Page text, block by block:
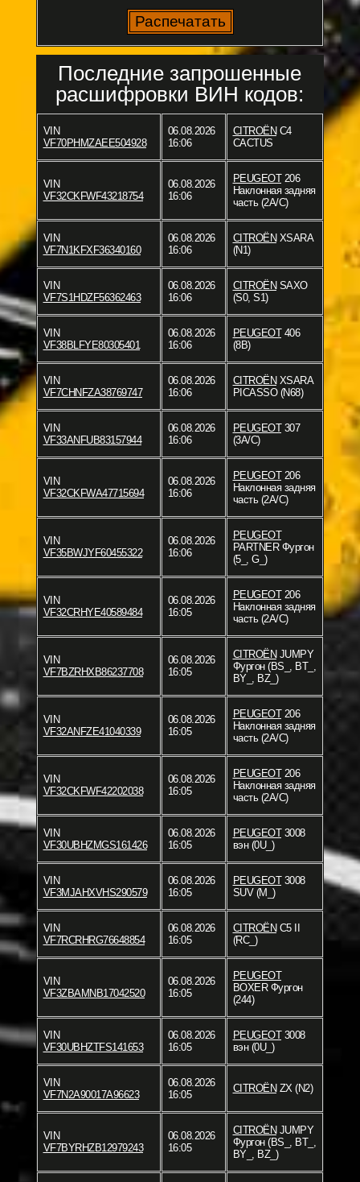
Последние запрошенные
расшифровки ВИН кодов:
VIN
VF70PHMZAEE504928
06.08.2026
16:06
CITROËN C4
CACTUS
VIN
VF32CKFWF43218754
06.08.2026
16:06
PEUGEOT206
Наклонная задняя
часть (2A/C)
VIN
VF7N1KFXF36340160
06.08.2026
16:06
CITROËN XSARA
(N1)
VIN
VF7S1HDZF56362463
06.08.2026
16:06
CITROËN SAXO
(S0, S1)
VIN
VF38BLFYE80305401
06.08.2026
16:06
PEUGEOT406
(8B)
VIN
VF7CHNFZA38769747
06.08.2026
16:06
CITROËN XSARA
PICASSO (N68)
VIN
VF33ANFUB83157944
06.08.2026
16:06
PEUGEOT307
(3A/C)
VIN
VF32CKFWA47715694
06.08.2026
16:06
PEUGEOT206
Наклонная задняя
часть (2A/C)
VIN
VF35BWJYF60455322
06.08.2026
16:06
PEUGEOT
PARTNER Фургон
(5_, G_)
VIN
VF32CRHYE40589484
06.08.2026
16:05
PEUGEOT206
Наклонная задняя
часть (2A/C)
VIN
VF7BZRHXB86237708
06.08.2026
16:05
CITROËN JUMPY
Фургон (BS_, BT_,
BY_, BZ_)
VIN
VF32ANFZE41040339
06.08.2026
16:05
PEUGEOT206
Наклонная задняя
часть (2A/C)
VIN
VF32CKFWF42202038
06.08.2026
16:05
PEUGEOT206
Наклонная задняя
часть (2A/C)
VIN
VF30UBHZMGS161426
06.08.2026
16:05
PEUGEOT3008
вэн (0U_)
VIN
VF3MJAHXVHS290579
06.08.2026
16:05
PEUGEOT3008
SUV (M_)
VIN
VF7RCRHRG76648854
06.08.2026
16:05
CITROËN C5 II
(RC_)
VIN
VF3ZBAMNB17042520
06.08.2026
16:05
PEUGEOT
BOXER Фургон
(244)
VIN
VF30UBHZTFS141653
06.08.2026
16:05
PEUGEOT3008
вэн (0U_)
VIN
VF7N2A90017A96623
06.08.2026
16:05
CITROËN ZX (N2)
VIN
VF7BYRHZB12979243
06.08.2026
16:05
CITROËN JUMPY
Фургон (BS_, BT_,
BY_, BZ_)